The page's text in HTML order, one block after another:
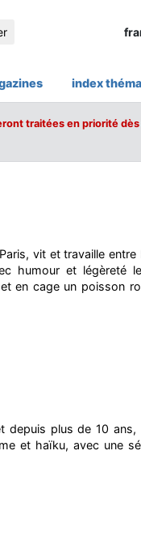
index
traitées en priorité
vit et travaille entre
humour et légèreté
en cage un poisson
depuis plus de 10
et haïku, avec une